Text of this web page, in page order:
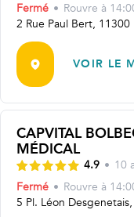
Fermé • Rouvre à
2 Rue Paul Bert, 11300
VOIR LE
CAPVITAL
MÉDICAL
4.9 • 10
Fermé • Rouvre à
5 Pl. Léon